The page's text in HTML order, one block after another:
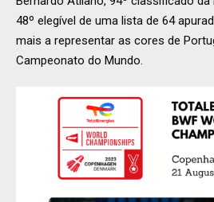
48º elegível de uma lista de 64
mais a representar as cores de
Campeonato do Mundo.